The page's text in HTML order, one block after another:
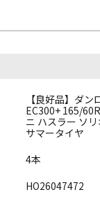
【良好品】ダ
EC300+ 165/
ニ ハスラー ソ
サマータイヤ
4本
HO26047472